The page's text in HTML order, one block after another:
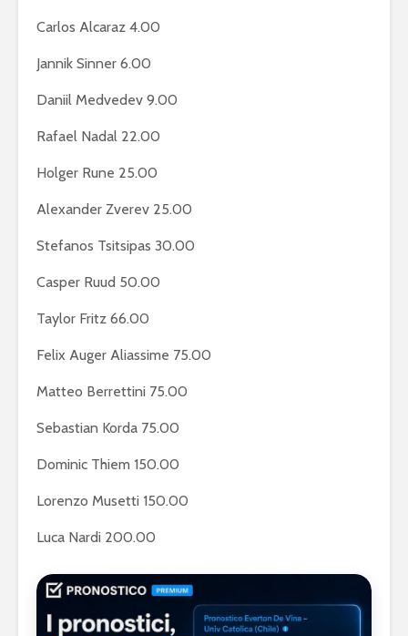
Carlos Alcaraz 4.00
Jannik Sinner 6.00
Daniil Medvedev 9.00
Rafael Nadal 22.00
Holger Rune 25.00
Alexander Zverev 25.00
Stefanos Tsitsipas 30.00
Casper Ruud 50.00
Taylor Fritz 66.00
Felix Auger Aliassime 75.00
Matteo Berrettini 75.00
Sebastian Korda 75.00
Dominic Thiem 150.00
Lorenzo Musetti 150.00
Luca Nardi 200.00